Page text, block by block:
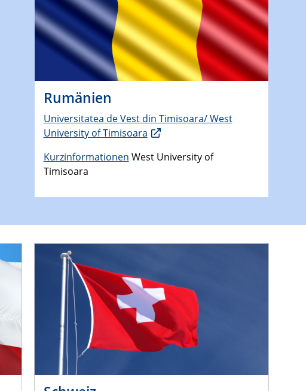
Rumänien
Universitatea de Vest din Timisoara/ West
University of Timisoara
Kurzinformationen West University of
Timisoara